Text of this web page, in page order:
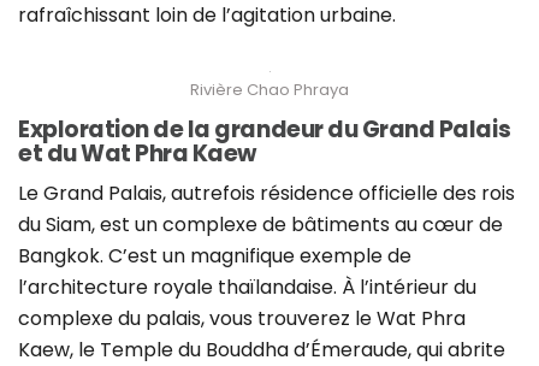
rafraîchissant loin de l’agitation urbaine.
Rivière Chao Phraya
Exploration de la grandeur du Grand Palais
et du Wat Phra Kaew
Le Grand Palais, autrefois résidence officielle des rois
du Siam, est un complexe de bâtiments au cœur de
Bangkok. C’est un magnifique exemple de
l’architecture royale thaïlandaise. À l’intérieur du
complexe du palais, vous trouverez le Wat Phra
Kaew, le Temple du Bouddha d’Émeraude, qui abrite